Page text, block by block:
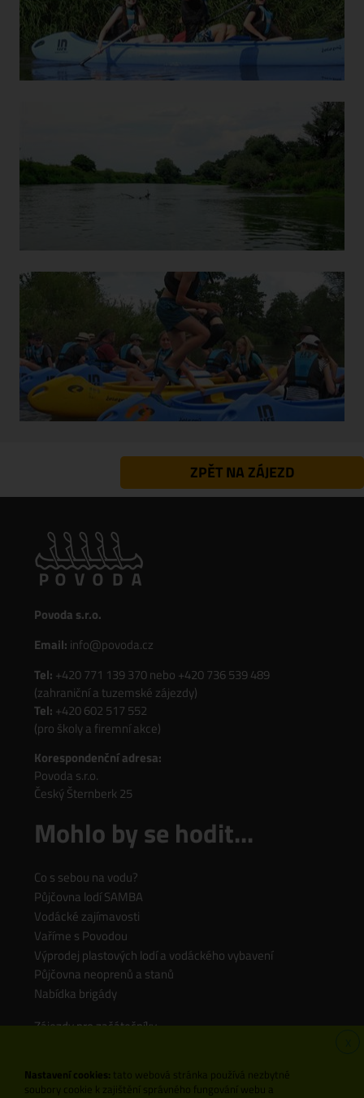
ZPĚT NA ZÁJEZD
Povoda s.r.o.
Email: info@povoda.cz
Tel: +420 771 139 370nebo +420 736 539 489
(zahraniční a tuzemské zájezdy)
Tel: +420 602 517 552
(pro školy a firemní akce)
Korespondenční adresa:
Povoda s.r.o.
Český Šternberk 25
Mohlo by se hodit...
Co s sebou na vodu?
Půjčovna lodí SAMBA
Vodácké zajímavosti
Vaříme s Povodou
Výprodej plastových lodí a vodáckého vybavení
Půjčovna neoprenů a stanů
Nabídka brigády
Zájezdy pro začátečníky
Nastavení cookies: tato webová stránka používá nezbytné
soubory cookie k zajištění správného fungování webu a